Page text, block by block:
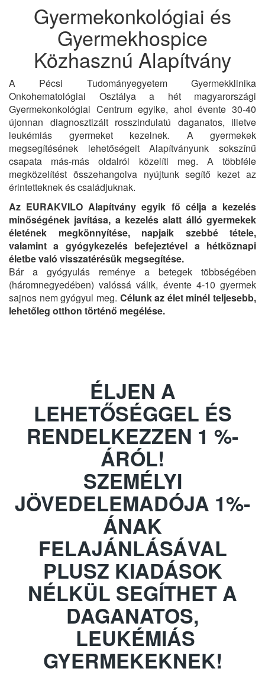
Gyermekonkológiai és
Gyermekhospice
Közhasznú Alapítvány
A Pécsi Tudományegyetem Gyermekklinika
Onkohematológiai Osztálya a hét magyarországi
Gyermekonkológiai Centrum egyike, ahol évente 30-40
újonnan diagnosztizált rosszindulatú daganatos, illetve
leukémiás gyermeket kezelnek. A gyermekek
megsegítésének lehetőségeit Alapítványunk sokszínű
csapata más-más oldalról közelíti meg. A többféle
megközelítést összehangolva nyújtunk segítő kezet az
érintetteknek és családjuknak.
Az EURAKVILO Alapítvány egyik fő célja a kezelés
minőségének javítása, a kezelés alatt álló gyermekek
életének megkönnyítése, napjaik szebbé tétele,
valamint a gyógykezelés befejeztével a hétköznapi
életbe való visszatérésük megsegítése.
Bár a gyógyulás reménye a betegek többségében
(háromnegyedében) valóssá válik, évente 4-10 gyermek
sajnos nem gyógyul meg. Célunk az élet minél teljesebb,
lehetőleg otthon történő megélése.
ÉLJEN A
LEHETŐSÉGGEL ÉS
RENDELKEZZEN 1 %-
ÁRÓL!
SZEMÉLYI
JÖVEDELEMADÓJA 1%-
ÁNAK
FELAJÁNLÁSÁVAL
PLUSZ KIADÁSOK
NÉLKÜL SEGÍTHET A
DAGANATOS,
LEUKÉMIÁS
GYERMEKEKNEK!